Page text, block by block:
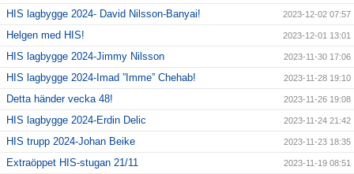
HIS lagbygge 2024- David Nilsson-Banyai! 2023-12-02 07:57
Helgen med HIS! 2023-12-01 13:01
HIS lagbygge 2024-Jimmy Nilsson 2023-11-30 17:06
HIS lagbygge 2024-Imad ”Imme” Chehab! 2023-11-28 19:10
Detta händer vecka 48! 2023-11-26 19:08
HIS lagbygge 2024-Erdin Delic 2023-11-24 21:42
HIS trupp 2024-Johan Beike 2023-11-23 18:35
Extraöppet HIS-stugan 21/11 2023-11-19 08:51